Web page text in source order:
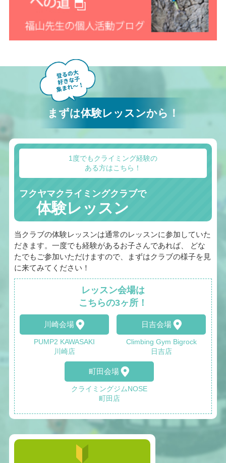
まずは体験レッスンから！
1度でもクライミング経験の
ある方はこちら！
フクヤマクライミングクラブで
体験レッスン
当クラブの体験レッスンは通常のレッスンに参加していた
だきます。一度でも経験があるお子さんであれば、 どな
たでもご参加いただけますので、まずはクラブの様子を見
に来てみてください！
レッスン会場は
こちらの3ヶ所！
川崎会場
PUMP2 KAWASAKI
川崎店
日吉会場
Climbing Gym Bigrock
日吉店
町田会場
クライミングジムNOSE
町田店